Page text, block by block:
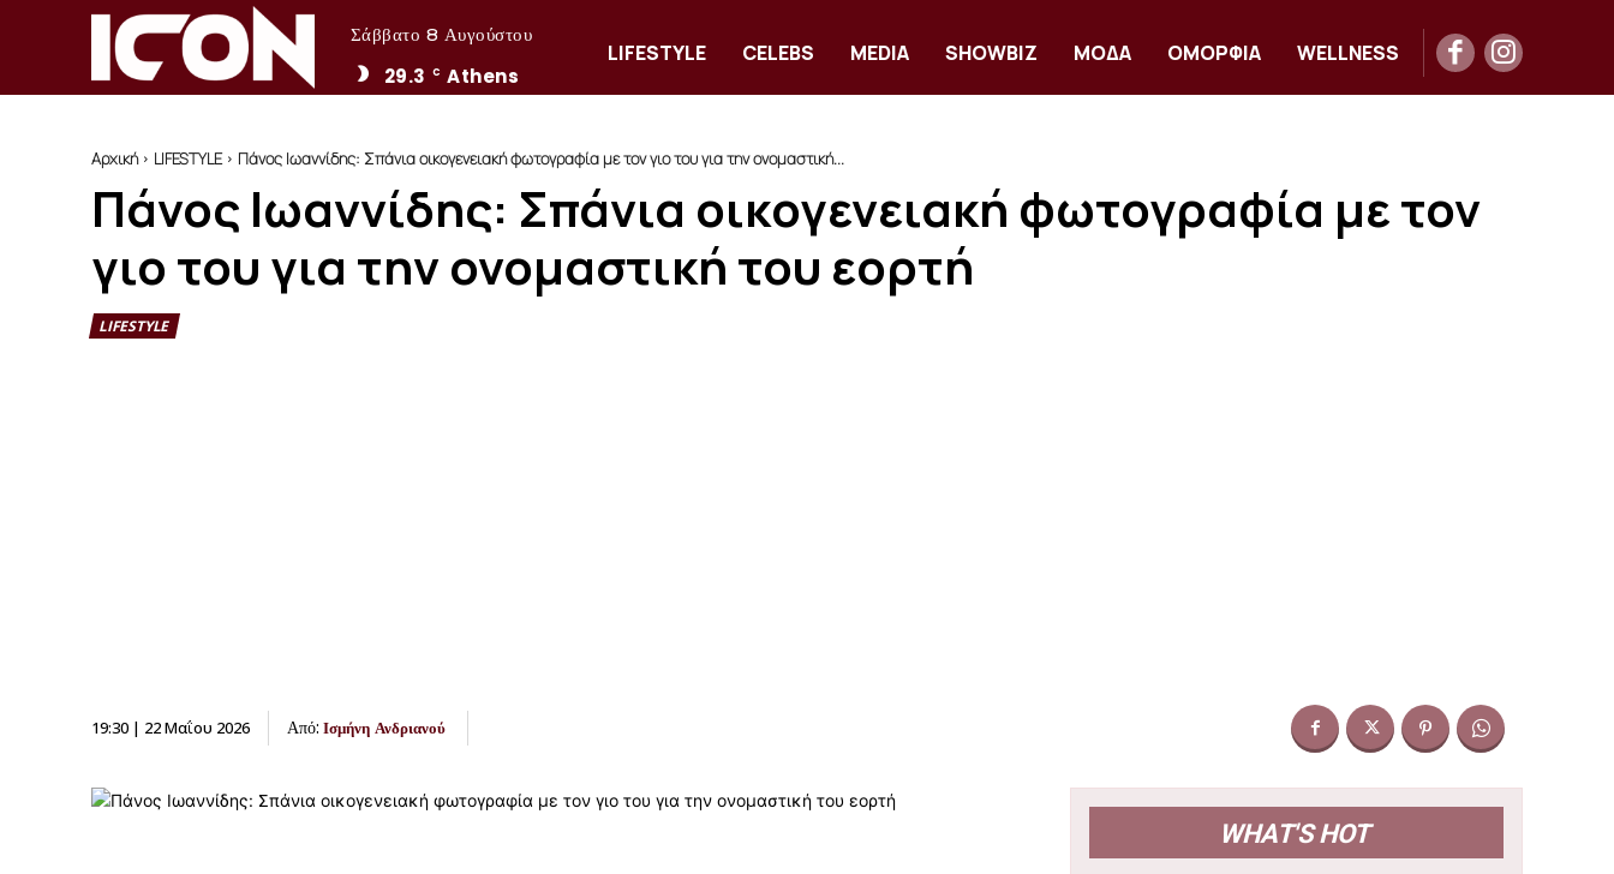
Σάββατο 8 Αυγούστου
29.3 C Athens
LIFESTYLE CELEBS MEDIA SHOWBIZ ΜΟΔΑ ΟΜΟΡΦΙΑ WELLNESS
Αρχική LIFESTYLE Πάνος Ιωαννίδης: Σπάνια οικογενειακή φωτογραφία με τον γιο του για την ονομαστική...
Πάνος Ιωαννίδης: Σπάνια οικογενειακή φωτογραφία με τον
γιο του για την ονομαστική του εορτή
LIFESTYLE
19:30 | 22 Μαΐου 2026 Από: Ισμήνη Ανδριανού
WHAT'S HOT